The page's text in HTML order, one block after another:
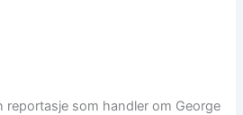
reportasje som handler om George